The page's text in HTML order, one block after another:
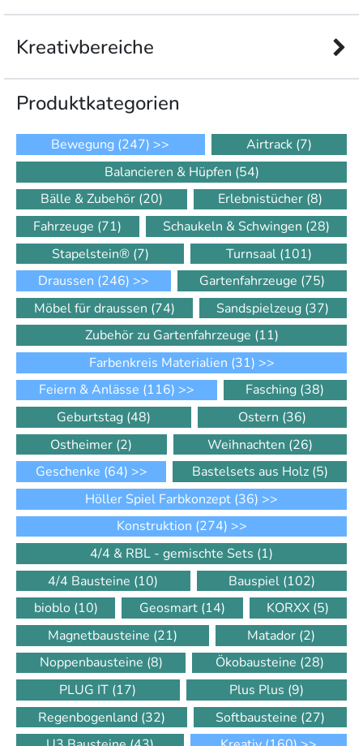
Kreativbereiche
Produkt­kategorien
Bewegung (247) >> Airtrack (7)
Balancieren & Hüpfen (54)
Bälle & Zubehör (20) Erlebnistücher (8)
Fahrzeuge (71) Schaukeln & Schwingen (28)
Stapelstein® (7) Turnsaal (101)
Draussen (246) >> Gartenfahrzeuge (75)
Möbel für draussen (74) Sandspielzeug (37)
Zubehör zu Gartenfahrzeuge (11)
Farbenkreis Materialien (31) >>
Feiern & Anlässe (116) >> Fasching (38)
Geburtstag (48) Ostern (36)
Ostheimer (2) Weihnachten (26)
Geschenke (64) >> Bastelsets aus Holz (5)
Höller Spiel Farbkonzept (36) >>
Konstruktion (274) >>
4/4 & RBL - gemischte Sets (1)
4/4 Bausteine (10) Bauspiel (102)
bioblo (10) Geosmart (14) KORXX (5)
Magnetbausteine (21) Matador (2)
Noppenbausteine (8) Ökobausteine (28)
PLUG IT (17) Plus Plus (9)
Regenbogenland (32) Softbausteine (27)